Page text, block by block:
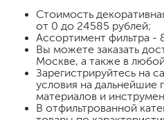
Стоимость
от 0 до 24585 рублей;
Ассортимент фильтра -
Вы можете заказать
Москве, а также в
Зарегистрируйтесь на
условия на дальнейшие
материалов и
В отфильтрованной